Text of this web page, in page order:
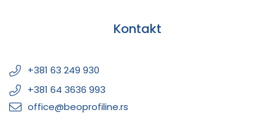
Kontakt
+381 63 249 930
+381 64 3636 993
office@beoprofiline.rs